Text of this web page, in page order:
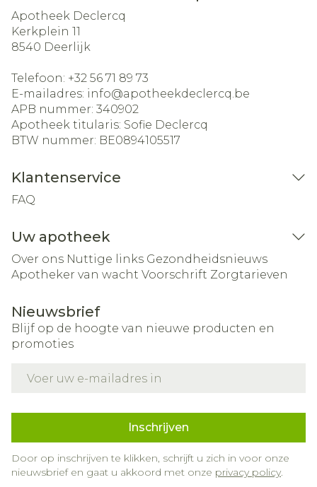
Apotheek Declercq
Kerkplein 11
8540 Deerlijk
Telefoon: +32 56 71 89 73
E-mailadres: info@apotheekdeclercq.be
APB nummer: 340902
Apotheek titularis: Sofie Declercq
BTW nummer: BE0894105517
Klantenservice
FAQ
Uw apotheek
Over ons Nuttige links Gezondheidsnieuws
Apotheker van wacht Voorschrift Zorgtarieven
Nieuwsbrief
Blijf op de hoogte van nieuwe producten en
promoties
Inschrijven
Door op inschrijven te klikken, schrijft u zich in voor onze
nieuwsbrief en gaat u akkoord met onze privacy policy.